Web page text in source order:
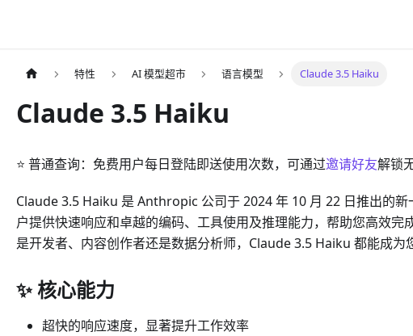
特性 AI 模型超市 语言模型 Claude 3.5 Haiku
Claude 3.5 Haiku
⭐ 普通查询：免费用户每日登陆即送使用次数，可通过邀请好友解锁
Claude 3.5 Haiku 是 Anthropic 公司于 2024 年 10 月 22 日推出的新
户提供快速响应和卓越的编码、工具使用及推理能力，帮助您高效完
是开发者、内容创作者还是数据分析师，Claude 3.5 Haiku 都能成为
✨ 核心能力
超快的响应速度，显著提升工作效率